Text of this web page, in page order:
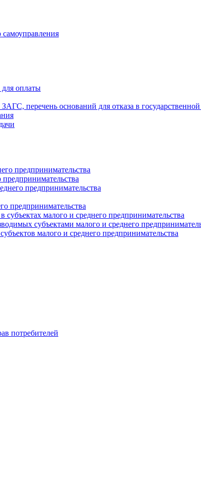
самоуправления
оплаты
перечень оснований для отказа в
предпринимательства
предпринимательства
предпринимательства
малого и среднего предпринимательства
субъектами малого и среднего
малого и среднего предпринимательства
потребителей